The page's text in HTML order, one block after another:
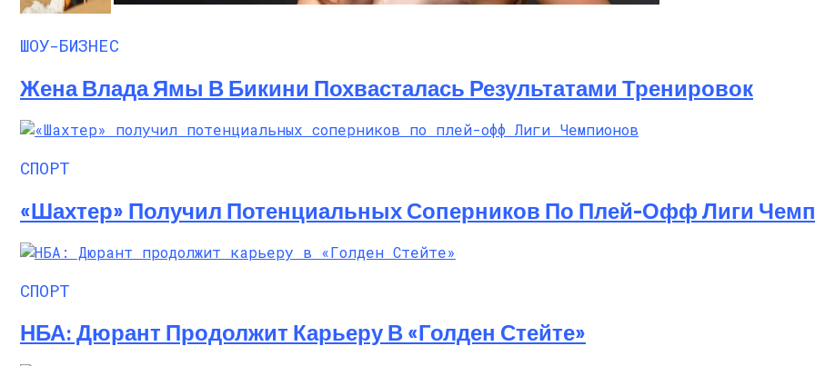
ШОУ-БИЗНЕС
Жена Влада Ямы В Бикини Похвасталась Результатами Тренировок
СПОРТ
«Шахтер» Получил Потенциальных Соперников По Плей-Офф Лиги
СПОРТ
НБА: Дюрант Продолжит Карьеру В «Голден Стейте»